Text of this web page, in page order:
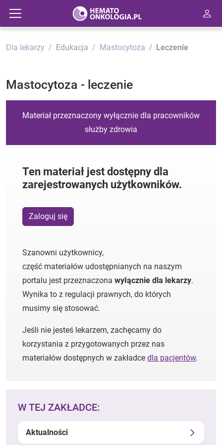
Dla lekarzy Edukacja Mastocytoza Leczenie
Mastocytoza - leczenie
Materiał przeznaczony wyłącznie dla pracowników
służby zdrowia
Ten materiał jest dostępny dla
zarejestrowanych użytkowników.
Zaloguj się
Szanowni użytkownicy,
część materiałów udostępnianych na naszym
portalu jest przeznaczona wyłącznie dla lekarzy.
Wynika to z regulacji prawnych, do których
musimy się stosować.
Jeśli nie jesteś lekarzem, zachęcamy do
korzystania z przygotowanych przez nas
materiałów dostępnych w zakładce dla pacjentów.
W TEJ ZAKŁADCE:
Aktualności